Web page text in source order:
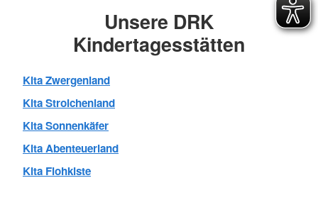
Unsere DRK
Kindertagesstätten
Kita Zwergenland
Kita Strolchenland
Kita Sonnenkäfer
Kita Abenteuerland
Kita Flohkiste